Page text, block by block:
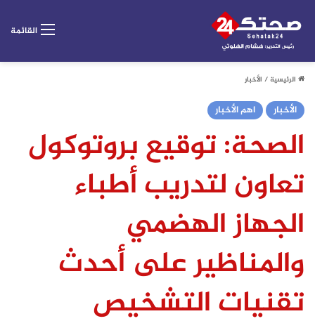
القائمة
الرئيسية/ الأخبار
الأخبار اهم الأخبار
الصحة: توقيع بروتوكول
تعاون لتدريب أطباء
الجهاز الهضمي
والمناظير على أحدث
تقنيات التشخيص